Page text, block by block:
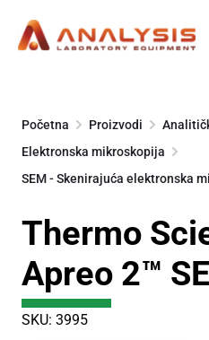
content
Početna Proizvodi
Elektronska mikroskopija
SEM - Skenirajuća elektronska
Thermo
Apreo 2™
SKU: 3995